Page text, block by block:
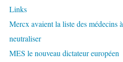
Links
Mercx avaient la liste des médecins à
neutraliser
MES le nouveau dictateur européen